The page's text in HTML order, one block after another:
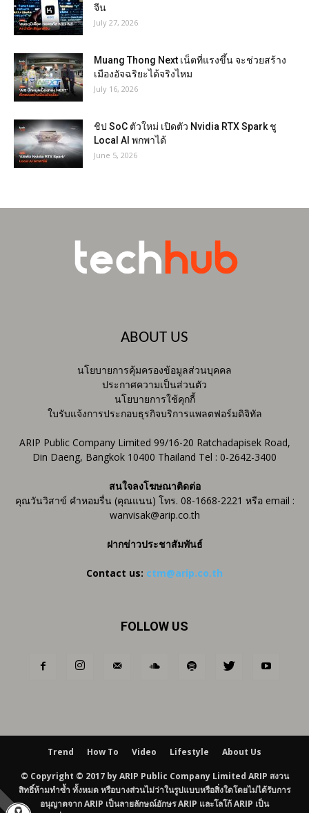
จีน
July 27, 2026
Muang Thong Next เน็ตที่แรงขึ้น จะช่วยสร้าง
เมืองอัจฉริยะได้จริงไหม
July 16, 2026
ชิป SoC ตัวใหม่ เปิดตัว Nvidia RTX Spark ชู
Local AI พกพาได้
June 5, 2026
ABOUT US
นโยบายการคุ้มครองข้อมูลส่วนบุคคล
ประกาศความเป็นส่วนตัว
นโยบายการใช้คุกกี้
ใบรับแจ้งการประกอบธุรกิจบริการแพลตฟอร์มดิจิทัล
ARIP Public Company Limited 99/16-20 Ratchadapisek Road,
Din Daeng, Bangkok 10400 Thailand Tel : 0-2642-3400
สนใจลงโฆษณาติดต่อ
คุณวันวิสาข์ คำหอมรื่น (คุณแนน) โทร. 08-1668-2221 หรือ email :
wanvisak@arip.co.th
ฝากข่าวประชาสัมพันธ์
Contact us: ctm@arip.co.th
FOLLOW US
Trend How To Video Lifestyle About Us
© Copyright © 2017 by ARIP Public Company Limited ARIP สงวน
สิทธิ์ห้ามทำซ้ำ ทั้งหมด หรือบางส่วนไม่ว่าในรูปแบบหรือสิ่งใดโดยไม่ได้รับการ
อนุญาตจาก ARIP เป็นลายลักษณ์อักษร ARIP และโลโก้ ARIP เป็น